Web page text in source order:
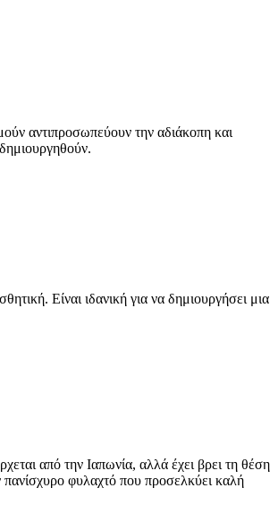
αντιπροσωπεύουν την αδιάκοπη και
Είναι ιδανική για να δημιουργήσει μια
από την Ιαπωνία, αλλά έχει βρει τη θέση
πανίσχυρο φυλαχτό που προσελκύει καλή